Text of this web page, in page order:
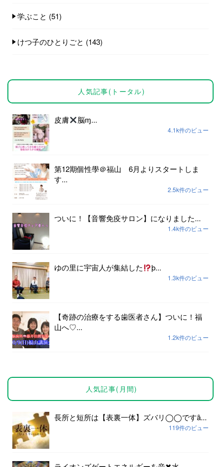
学ぶこと (51)
けつ子のひとりごと (143)
人気記事(トータル)
皮膚 脳ɱ...
4.1k件のビュー
第12期個性學＠福山 6月よりスタートしま
す...
2.5k件のビュー
ついに！【音響免疫サロン】になりました...
1.4k件のビュー
ゆの里に宇宙人が集結した þ...
1.3k件のビュー
【奇跡の治療をする歯医者さん】ついに！福
山へ♡...
1.2k件のビュー
人気記事(月間)
長所と短所は【表裏一体】ズバリ◯◯ですȃ...
119件のビュー